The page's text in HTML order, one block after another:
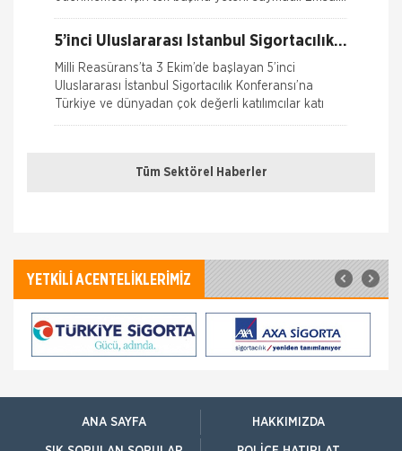
Nakliye Hasarı İçin Gerekli Bilgiler
o
5’inci Uluslararası İstanbul Sigortacılık
Konferansı Milli Reasürans’ta yapıldı.
Milli Reasürans’ta 3 Ekim’de başlayan 5’inci
Uluslararası İstanbul Sigortacılık Konferansı’na
Türkiye ve dünyadan çok değerli katılımcılar katı
NN Hayat ve Emeklilik adına Nielsen tarafından ilki
Müdür Yardımcısı Oldu
Doğa Sigorta’da önemli bir atama gerçekleşti.
Geçtiğimiz yıldan beri Doğa Sigorta’da Güney Doğu
Akdeniz ve Akdeniz Bölgelerinden sorumlu Satış
Grup M&u
Fare Kasko Kapsamında
uyuşmazlıkları çözen Sigorta Tahkim Komisyonu,
sigortalı bir aracın aksamlarının fare tarafından
kemirilmesi nedeniyle sigorta şi
Tüm Sektörel Haberler
YETKİLİ ACENTELİKLERİMİZ
ANA SAYFA HAKKIMIZDA